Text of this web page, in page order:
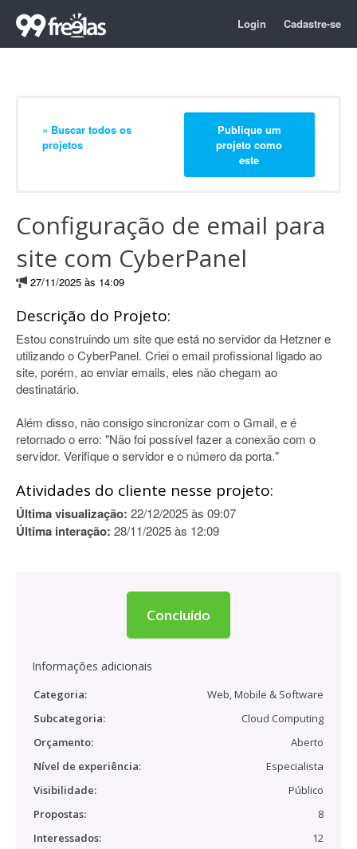
Login Cadastre-se
« Buscar todos os
projetos
Publique um
projeto como
este
Configuração de email para
site com CyberPanel
27/11/2025 às 14:09
Descrição do Projeto:
Estou construindo um site que está no servidor da Hetzner e
utilizando o CyberPanel. Criei o email profissional ligado ao
site, porém, ao enviar emails, eles não chegam ao
destinatário.
Além disso, não consigo sincronizar com o Gmail, e é
retornado o erro: "Não foi possível fazer a conexão com o
servidor. Verifique o servidor e o número da porta."
Atividades do cliente nesse projeto:
Última visualização: 22/12/2025 às 09:07
Última interação: 28/11/2025 às 12:09
Concluído
Informações adicionais
Categoria:
Web, Mobile & Software
Subcategoria:
Cloud Computing
Orçamento:
Aberto
Nível de experiência:
Especialista
Visibilidade:
Público
Propostas:
8
Interessados:
12